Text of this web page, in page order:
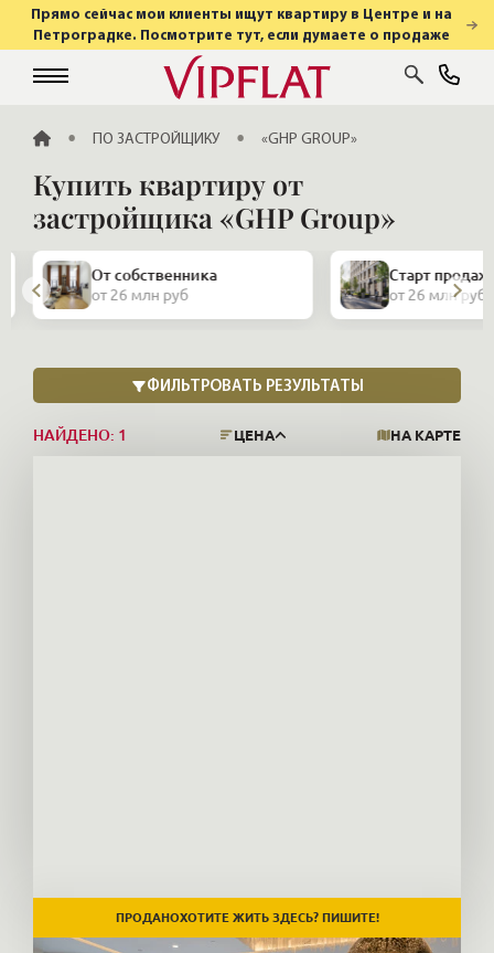
Прямо сейчас мои клиенты ищут квартиру в Центре и на
Петроградке. Посмотрите тут, если думаете о продаже
ГЛАВНАЯПО ЗАСТРОЙЩИКУ «GHP GROUP»
Купить квартиру от
застройщика «GHP Group»
Старт продаж
от 26 млн руб
Закрытая
и
НАЙДЕНО: 1 ЦЕНА НА КАРТЕ
ПРОДАНОХОТИТЕ ЖИТЬ ЗДЕСЬ? ПИШИТЕ!